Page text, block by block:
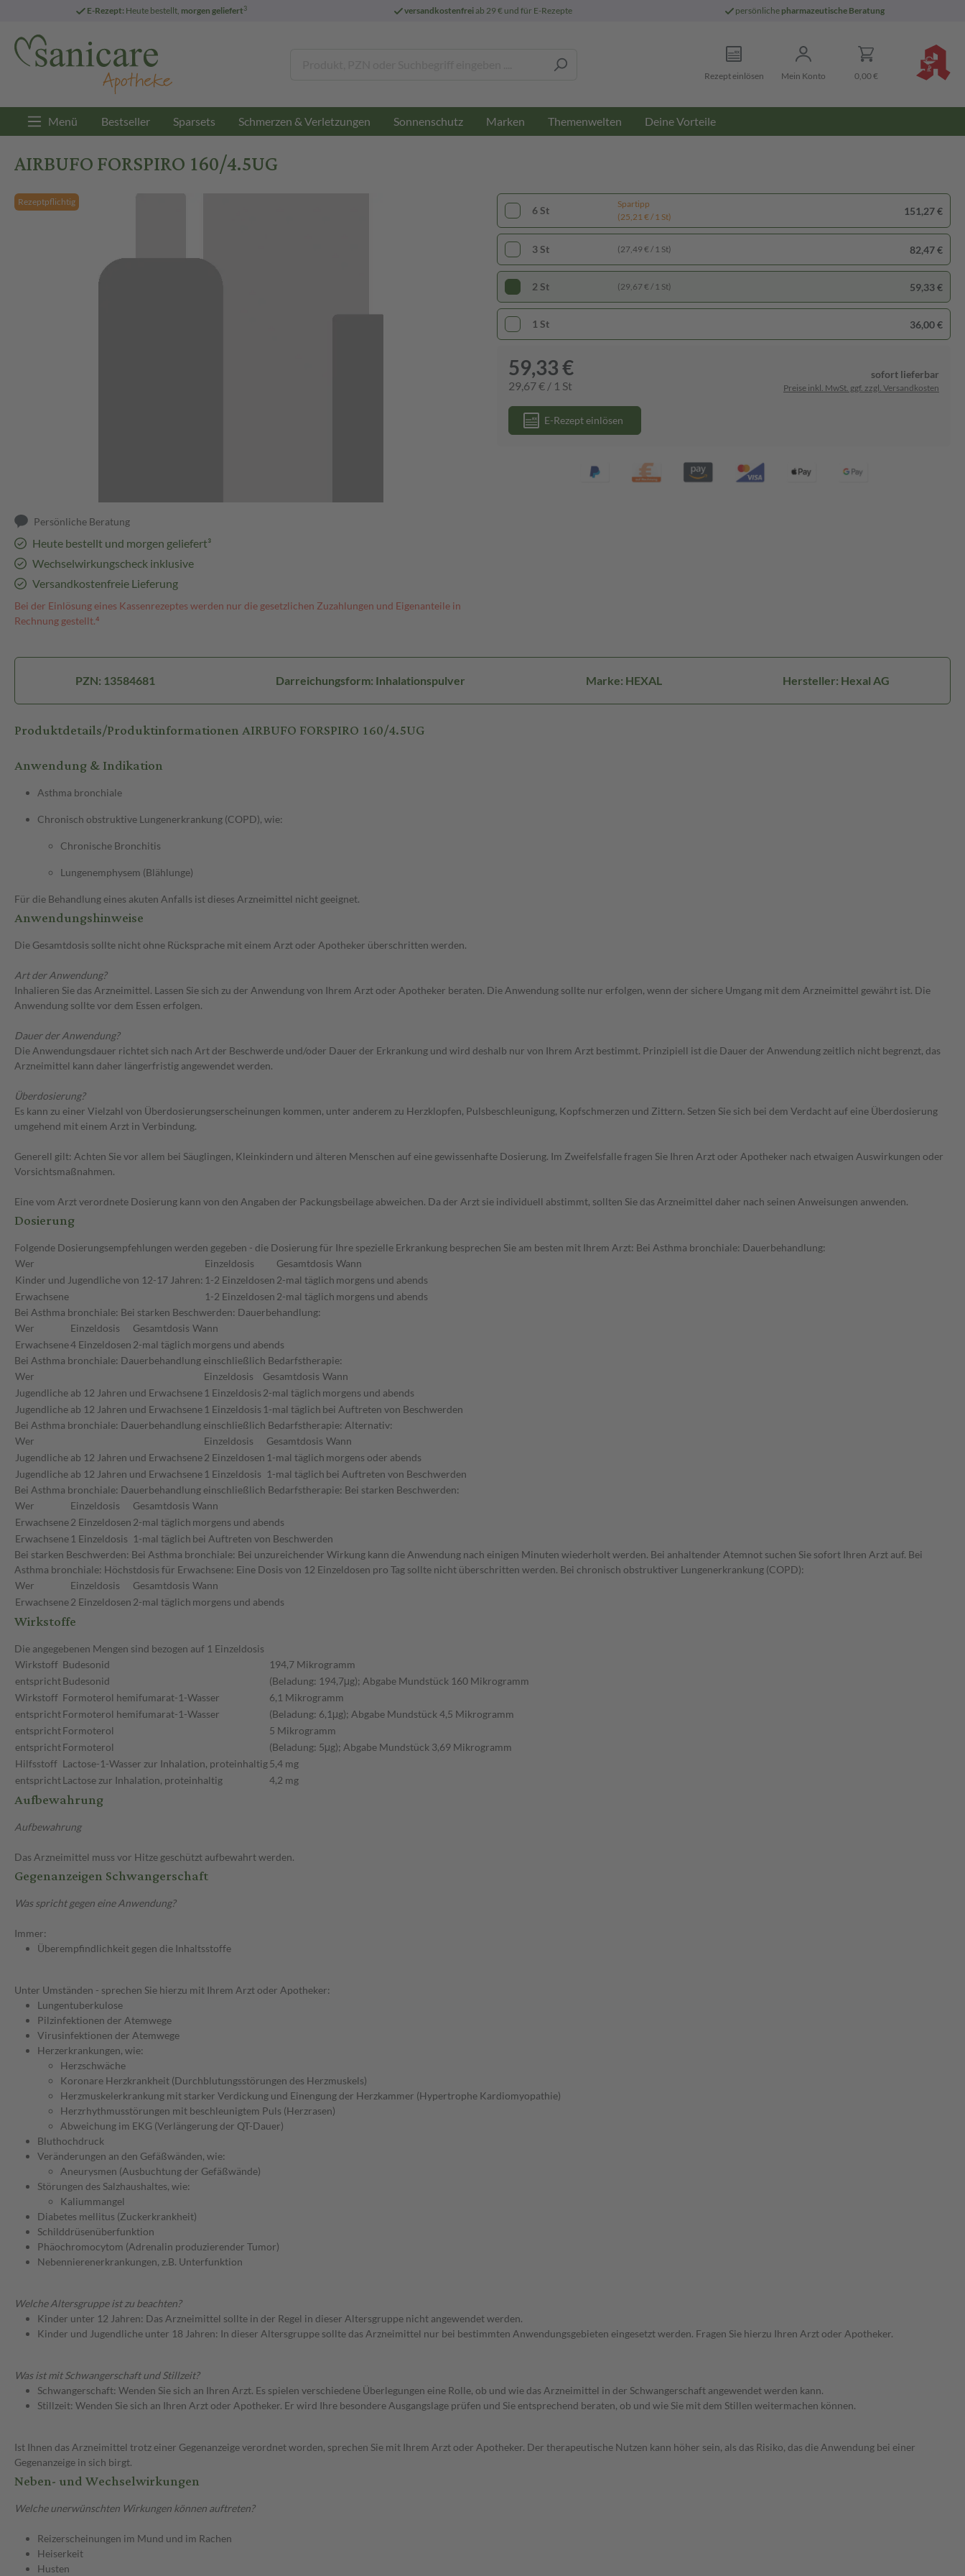
E-Rezept: Heute bestellt, morgen geliefert3 versandkostenfreiab 29 € und für E-Rezepte persönliche pharmazeutische Beratung
Rezept einlösen Mein Konto 0,00 €
Menü Bestseller Sparsets Schmerzen & Verletzungen Sonnenschutz Marken Themenwelten Deine Vorteile
AIRBUFO FORSPIRO 160/4.5UG
Rezeptpflichtig
Persönliche Beratung
Heute bestellt und morgen geliefert³
Wechselwirkungscheck inklusive
Versandkostenfreie Lieferung
Bei der Einlösung eines Kassenrezeptes werden nur die gesetzlichen Zuzahlungen und Eigenanteile in
Rechnung gestellt.⁴
6 St
Spartipp
(25,21 € / 1 St)
151,27 €
3 St (27,49 € / 1 St) 82,47 €
2 St (29,67 € / 1 St) 59,33 €
1 St 36,00 €
59,33 €
29,67 € / 1 St
sofort lieferbar
Preise inkl. MwSt. ggf. zzgl. Versandkosten
E-Rezept einlösen
PZN: 13584681 Darreichungsform: Inhalationspulver Marke: HEXAL Hersteller: Hexal AG
Produktdetails/Produktinformationen AIRBUFO FORSPIRO 160/4.5UG
Anwendung & Indikation
Asthma bronchiale
Chronisch obstruktive Lungenerkrankung (COPD), wie:
Chronische Bronchitis
Lungenemphysem (Blählunge)
Für die Behandlung eines akuten Anfalls ist dieses Arzneimittel nicht geeignet.
Anwendungshinweise
Die Gesamtdosis sollte nicht ohne Rücksprache mit einem Arzt oder Apotheker überschritten werden.
Art der Anwendung?
Inhalieren Sie das Arzneimittel. Lassen Sie sich zu der Anwendung von Ihrem Arzt oder Apotheker beraten. Die Anwendung sollte nur erfolgen, wenn der sichere Umgang mit dem Arzneimittel gewährt ist. Die
Anwendung sollte vor dem Essen erfolgen.
Dauer der Anwendung?
Die Anwendungsdauer richtet sich nach Art der Beschwerde und/oder Dauer der Erkrankung und wird deshalb nur von Ihrem Arzt bestimmt. Prinzipiell ist die Dauer der Anwendung zeitlich nicht begrenzt, das
Arzneimittel kann daher längerfristig angewendet werden.
Überdosierung?
Es kann zu einer Vielzahl von Überdosierungserscheinungen kommen, unter anderem zu Herzklopfen, Pulsbeschleunigung, Kopfschmerzen und Zittern. Setzen Sie sich bei dem Verdacht auf eine Überdosierung
umgehend mit einem Arzt in Verbindung.
Generell gilt: Achten Sie vor allem bei Säuglingen, Kleinkindern und älteren Menschen auf eine gewissenhafte Dosierung. Im Zweifelsfalle fragen Sie Ihren Arzt oder Apotheker nach etwaigen Auswirkungen oder
Vorsichtsmaßnahmen.
Eine vom Arzt verordnete Dosierung kann von den Angaben der Packungsbeilage abweichen. Da der Arzt sie individuell abstimmt, sollten Sie das Arzneimittel daher nach seinen Anweisungen anwenden.
Dosierung
Folgende Dosierungsempfehlungen werden gegeben - die Dosierung für Ihre spezielle Erkrankung besprechen Sie am besten mit Ihrem Arzt: Bei Asthma bronchiale: Dauerbehandlung:
Wer
Einzeldosis Gesamtdosis Wann
Kinder und Jugendliche von 12-17 Jahren: 1-2 Einzeldosen 2-mal täglich morgens und abends
Erwachsene
1-2 Einzeldosen 2-mal täglich morgens und abends
Bei Asthma bronchiale: Bei starken Beschwerden: Dauerbehandlung:
Wer
Einzeldosis Gesamtdosis Wann
Erwachsene4 Einzeldosen 2-mal täglich morgens und abends
Bei Asthma bronchiale: Dauerbehandlung einschließlich Bedarfstherapie:
Wer
Einzeldosis Gesamtdosis Wann
Jugendliche ab 12 Jahren und Erwachsene 1 Einzeldosis 2-mal täglich morgens und abends
Jugendliche ab 12 Jahren und Erwachsene 1 Einzeldosis 1-mal täglich bei Auftreten von Beschwerden
Bei Asthma bronchiale: Dauerbehandlung einschließlich Bedarfstherapie: Alternativ:
Wer
Einzeldosis Gesamtdosis Wann
Jugendliche ab 12 Jahren und Erwachsene2 Einzeldosen 1-mal täglich morgens oder abends
Jugendliche ab 12 Jahren und Erwachsene 1 Einzeldosis 1-mal täglich bei Auftreten von Beschwerden
Bei Asthma bronchiale: Dauerbehandlung einschließlich Bedarfstherapie: Bei starken Beschwerden:
Wer
Einzeldosis Gesamtdosis Wann
Erwachsene2 Einzeldosen 2-mal täglich morgens und abends
Erwachsene 1 Einzeldosis 1-mal täglich bei Auftreten von Beschwerden
Bei starken Beschwerden: Bei Asthma bronchiale: Bei unzureichender Wirkung kann die Anwendung nach einigen Minuten wiederholt werden. Bei anhaltender Atemnot suchen Sie sofort Ihren Arzt auf. Bei
Asthma bronchiale: Höchstdosis für Erwachsene: Eine Dosis von 12 Einzeldosen pro Tag sollte nicht überschritten werden. Bei chronisch obstruktiver Lungenerkrankung (COPD):
Wer
Einzeldosis Gesamtdosis Wann
Erwachsene2 Einzeldosen 2-mal täglich morgens und abends
Wirkstoffe
Die angegebenen Mengen sind bezogen auf 1 Einzeldosis
Wirkstoff Budesonid
194,7 Mikrogramm
entsprichtBudesonid
(Beladung: 194,7μg); Abgabe Mundstück 160 Mikrogramm
Wirkstoff Formoterol hemifumarat-1-Wasser
6,1 Mikrogramm
entsprichtFormoterol hemifumarat-1-Wasser
(Beladung: 6,1μg); Abgabe Mundstück 4,5 Mikrogramm
entsprichtFormoterol
5 Mikrogramm
entsprichtFormoterol
(Beladung: 5μg); Abgabe Mundstück 3,69 Mikrogramm
Hilfsstoff Lactose-1-Wasser zur Inhalation, proteinhaltig5,4 mg
entsprichtLactose zur Inhalation, proteinhaltig 4,2 mg
Aufbewahrung
Aufbewahrung
Das Arzneimittel muss vor Hitze geschützt aufbewahrt werden.
Gegenanzeigen Schwangerschaft
Was spricht gegen eine Anwendung?
Immer:
Überempfindlichkeit gegen die Inhaltsstoffe
Unter Umständen - sprechen Sie hierzu mit Ihrem Arzt oder Apotheker:
Lungentuberkulose
Pilzinfektionen der Atemwege
Virusinfektionen der Atemwege
Herzerkrankungen, wie:
Herzschwäche
Koronare Herzkrankheit (Durchblutungsstörungen des Herzmuskels)
Herzmuskelerkrankung mit starker Verdickung und Einengung der Herzkammer (Hypertrophe Kardiomyopathie)
Herzrhythmusstörungen mit beschleunigtem Puls (Herzrasen)
Abweichung im EKG (Verlängerung der QT-Dauer)
Bluthochdruck
Veränderungen an den Gefäßwänden, wie:
Aneurysmen (Ausbuchtung der Gefäßwände)
Störungen des Salzhaushaltes, wie:
Kaliummangel
Diabetes mellitus (Zuckerkrankheit)
Schilddrüsenüberfunktion
Phäochromocytom (Adrenalin produzierender Tumor)
Nebennierenerkrankungen, z.B. Unterfunktion
Welche Altersgruppe ist zu beachten?
Kinder unter 12 Jahren: Das Arzneimittel sollte in der Regel in dieser Altersgruppe nicht angewendet werden.
Kinder und Jugendliche unter 18 Jahren: In dieser Altersgruppe sollte das Arzneimittel nur bei bestimmten Anwendungsgebieten eingesetzt werden. Fragen Sie hierzu Ihren Arzt oder Apotheker.
Was ist mit Schwangerschaft und Stillzeit?
Schwangerschaft: Wenden Sie sich an Ihren Arzt. Es spielen verschiedene Überlegungen eine Rolle, ob und wie das Arzneimittel in der Schwangerschaft angewendet werden kann.
Stillzeit: Wenden Sie sich an Ihren Arzt oder Apotheker. Er wird Ihre besondere Ausgangslage prüfen und Sie entsprechend beraten, ob und wie Sie mit dem Stillen weitermachen können.
Ist Ihnen das Arzneimittel trotz einer Gegenanzeige verordnet worden, sprechen Sie mit Ihrem Arzt oder Apotheker. Der therapeutische Nutzen kann höher sein, als das Risiko, das die Anwendung bei einer
Gegenanzeige in sich birgt.
Neben- und Wechselwirkungen
Welche unerwünschten Wirkungen können auftreten?
Reizerscheinungen im Mund und im Rachen
Heiserkeit
Husten